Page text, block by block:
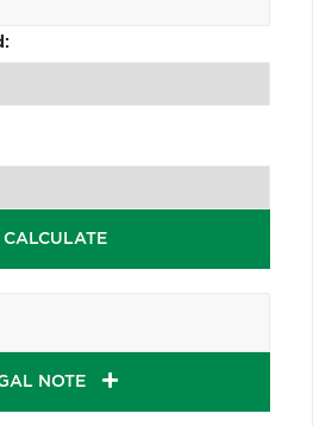
CALCULATE
NOTE